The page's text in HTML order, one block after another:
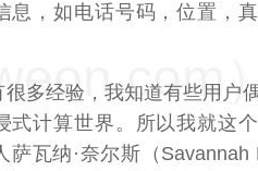
息，如电话号码，位置，
多经验，我知道有些用户
式计算世界。所以我就这
瓦纳·奈尔斯（Savannah